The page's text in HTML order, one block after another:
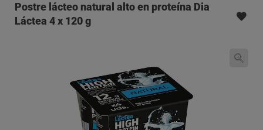
Postre lácteo natural alto en proteína Dia
Láctea 4 x 120 g